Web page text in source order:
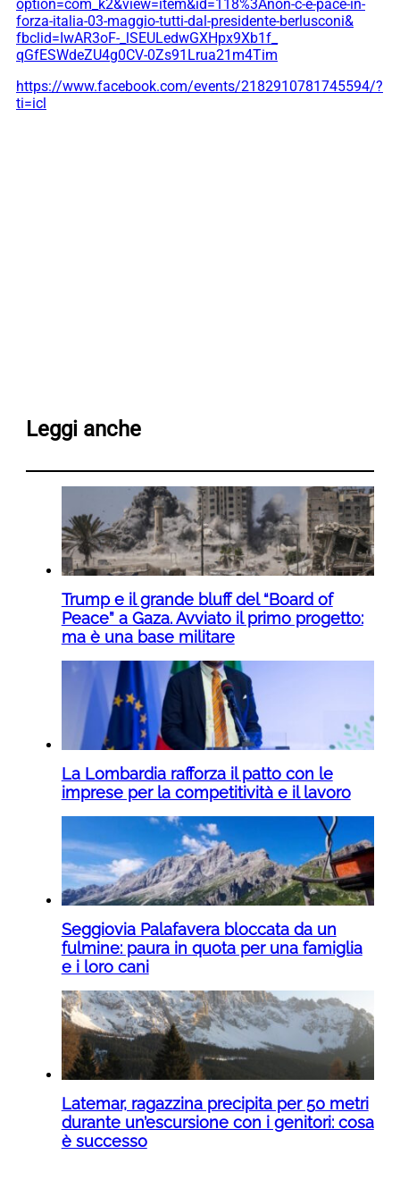
option=com_k2&view=item&id=118%3Anon-c-e-pace-in-
forza-italia-03-maggio-tutti-dal-presidente-berlusconi&
fbclid=IwAR3oF-_ lSEULedwGXHpx9Xb1f_
qGfESWdeZU4g0CV-0Zs91Lrua21m4Tim
https://www.facebook.com/events/2182910781745594/?
ti=icl
Leggi anche
Trump e il grande bluff del “Board of
Peace” a Gaza. Avviato il primo progetto:
ma è una base militare
La Lombardia rafforza il patto con le
imprese per la competitività e il lavoro
Seggiovia Palafavera bloccata da un
fulmine: paura in quota per una famiglia
e i loro cani
Latemar, ragazzina precipita per 50 metri
durante un’escursione con i genitori: cosa
è successo